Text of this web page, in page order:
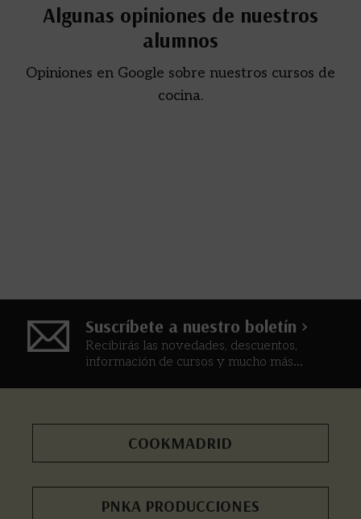
Algunas opiniones de nuestros
alumnos
Opiniones en Google sobre nuestros cursos de
cocina.
Suscríbete a nuestro boletín >
Recibirás las novedades, descuentos,
información de cursos y mucho más...
COOKMADRID
PNKA PRODUCCIONES